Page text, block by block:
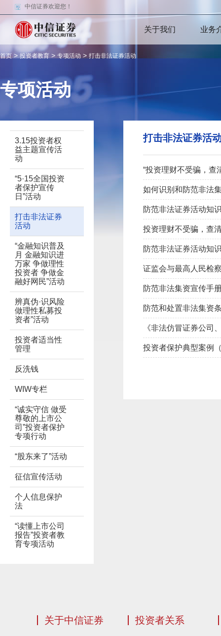
中信证券欢迎您！
关于我们 业务
首页> 投资者教育 > 专项活动 > 打击非法证券活动
专项活动
3.15投资者权
益主题宣传活
动
“5·15全国投资
者保护宣传
日”活动
打击非法证券
活动
“金融知识普及
月 金融知识进
万家 争做理性
投资者 争做金
融好网民”活动
辨真伪·识风险
做理性私募投
资者”活动
投资者适当性
管理
反洗钱
WIW专栏
“诚实守信 做受
尊敬的上市公
司”投资者保护
专项行动
“股东来了”活动
征信宣传活动
个人信息保护
法
“读懂上市公司
报告”投资者教
育专项活动
打击非法证券活
“投资理财不受骗，查
如何识别和防范非法
防范非法证券活动知
投资理财不受骗，查
防范非法证券活动知
证监会与最高人民检
防范非法集资宣传手
防范和处置非法集资
《非法仿冒证券公司
投资者保护典型案例
关于中信证券 投资者关系